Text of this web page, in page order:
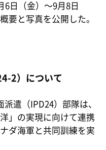
6日（金）～9月8日
要と写真を公開した。
2）について
遣（IPD24）部隊は、
」の実現に向けて連携
ダ海軍と共同訓練を実